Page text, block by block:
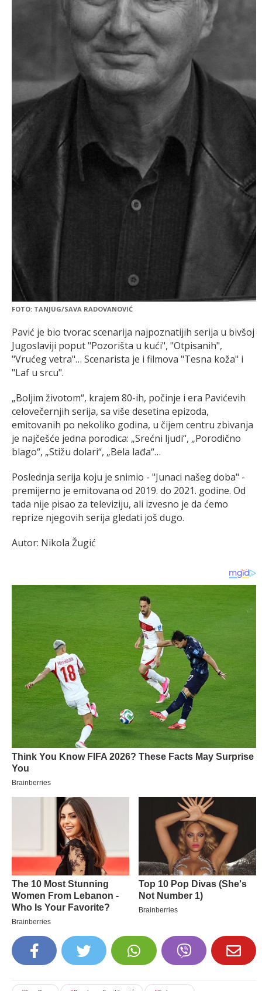
FOTO: TANJUG/SAVA RADOVANOVIĆ
Pavić je bio tvorac scenarija najpoznatijih serija u bivšoj
Jugoslaviji poput "Pozorišta u kući", "Otpisanih",
"Vrućeg vetra"… Scenarista je i filmova "Tesna koža" i
"Laf u srcu".
„Boljim životom“, krajem 80-ih, počinje i era Pavićevih
celovečernjih serija, sa više desetina epizoda,
emitovanih po nekoliko godina, u čijem centru zbivanja
je najčešće jedna porodica: „Srećni ljudi“, „Porodično
blago“, „Stižu dolari“, „Bela lađa“…
Poslednja serija koju je snimio - "Junaci našeg doba" -
premijerno je emitovana od 2019. do 2021. godine. Od
tada nije pisao za televiziju, ali izvesno je da ćemo
reprize njegovih serija gledati još dugo.
Autor: Nikola Žugić